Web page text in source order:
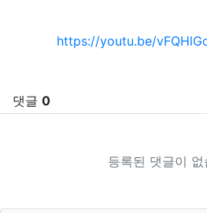
관련자료https://youtu.be/
댓글 0
등록된 댓글이 없